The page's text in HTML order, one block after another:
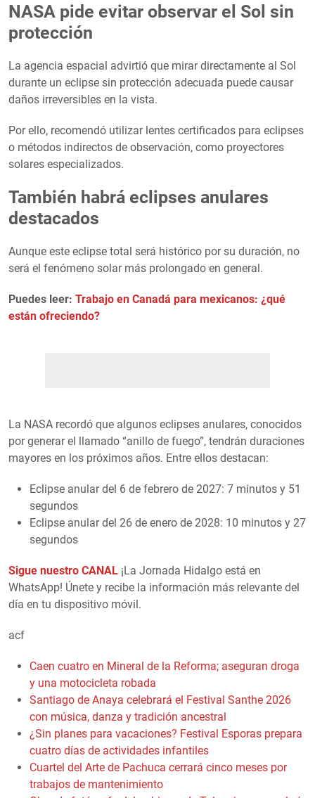
NASA pide evitar observar el Sol sin
protección
La agencia espacial advirtió que mirar directamente al Sol
durante un eclipse sin protección adecuada puede causar
daños irreversibles en la vista.
Por ello, recomendó utilizar lentes certificados para eclipses
o métodos indirectos de observación, como proyectores
solares especializados.
También habrá eclipses anulares
destacados
Aunque este eclipse total será histórico por su duración, no
será el fenómeno solar más prolongado en general.
Puedes leer: Trabajo en Canadá para mexicanos: ¿qué
están ofreciendo?
La NASA recordó que algunos eclipses anulares, conocidos
por generar el llamado “anillo de fuego”, tendrán duraciones
mayores en los próximos años. Entre ellos destacan:
Eclipse anular del 6 de febrero de 2027: 7 minutos y 51
segundos
Eclipse anular del 26 de enero de 2028: 10 minutos y 27
segundos
Sigue nuestro CANAL ¡La Jornada Hidalgo está en
WhatsApp! Únete y recibe la información más relevante del
día en tu dispositivo móvil.
acf
Caen cuatro en Mineral de la Reforma; aseguran droga
y una motocicleta robada
Santiago de Anaya celebrará el Festival Santhe 2026
con música, danza y tradición ancestral
¿Sin planes para vacaciones? Festival Esporas prepara
cuatro días de actividades infantiles
Cuartel del Arte de Pachuca cerrará cinco meses por
trabajos de mantenimiento